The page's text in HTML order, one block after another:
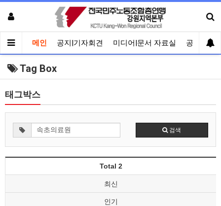
메인 공지|기자회견 미디어|문서 자료실 공유게시
Tag Box
태그박스
검색
Total 2
최신
인기